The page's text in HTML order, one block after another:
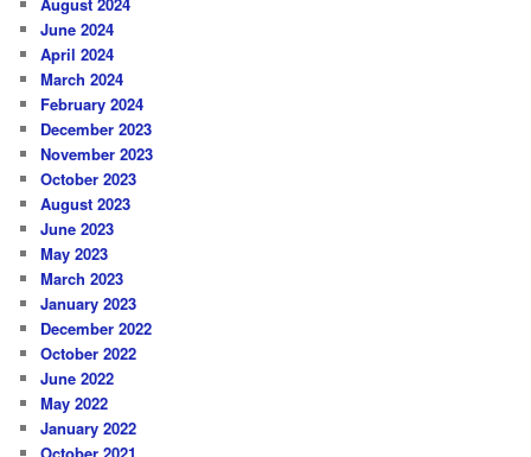
June 2024
April 2024
March 2024
February 2024
December 2023
November 2023
October 2023
August 2023
June 2023
May 2023
March 2023
January 2023
December 2022
October 2022
June 2022
May 2022
January 2022